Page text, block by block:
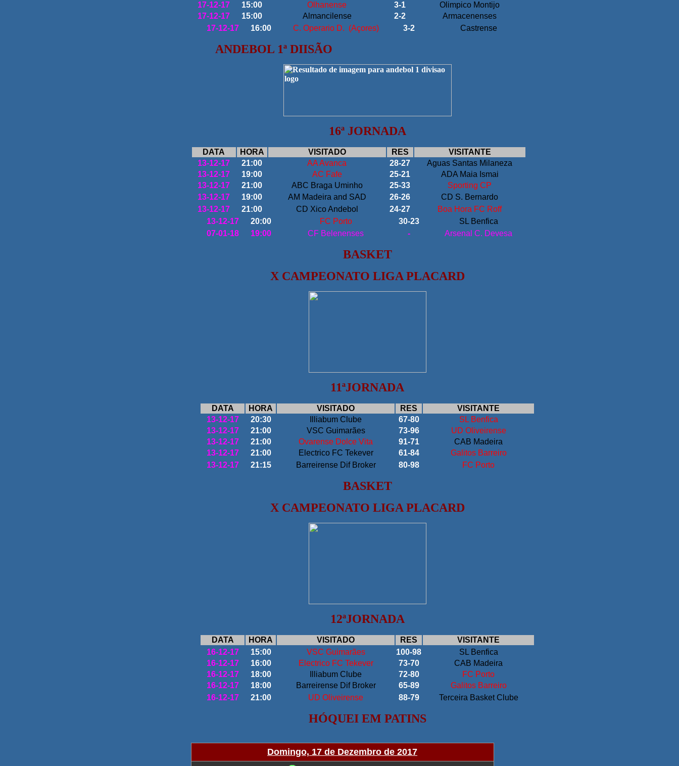
17-12-17
15:00 Olhanense 3-1
Olimpico Montijo
17-12-17
15:00 Almancilense 2-2
Armacenenses
17-12-17
16:00 C. Operario D. (Açores) 3-2 Castrense
ANDEBOL 1ª DIISÃO
16ª JORNADA
DATA HORA VISITADO RES
VISITANTE
13-12-17
21:00 AA Avanca 28-27
Aguas Santas Milaneza
13-12-17
19:00 AC Fafe 25-21
ADA Maia Ismai
13-12-17
21:00 ABC Braga Uminho 25-33
Sporting CP
13-12-17
19:00 AM Madeira and SAD 26-26
CD S. Bernardo
13-12-17
21:00 CD Xico Andebol 24-27
Boa Hora FC Roff
13-12-17
20:00 FC Porto 30-23
SL Benfica
07-01-18
19:00 CF Belenenses - Arsenal C. Devesa
BASKET
X CAMPEONATO LIGA PLACARD
11ªJORNADA
DATA HORA VISITADO RES
VISITANTE
13-12-17
20:30 Illiabum Clube 67-80
SL Benfica
13-12-17
21:00 VSC Guimarães 73-96
UD Oliveirense
13-12-17
21:00 Ovarense Dolce Vita 91-71
CAB Madeira
13-12-17
21:00 Electrico FC Tekever 61-84
Galitos Barreiro
13-12-17
21:15 Barreirense Dif Broker 80-98 FC Porto
BASKET
X CAMPEONATO LIGA PLACARD
12ªJORNADA
DATA HORA VISITADO RES
VISITANTE
16-12-17
15:00 VSC Guimarães 100-98
SL Benfica
16-12-17
16:00 Electrico FC Tekever 73-70
CAB Madeira
16-12-17
18:00 Illiabum Clube 72-80
FC Porto
16-12-17
18:00 Barreirense Dif Broker 65-89
Galitos Barreiro
16-12-17
21:00 UD Oliveirense 88-79 Terceira Basket Clube
HÓQUEI EM PATINS
Domingo, 17 de Dezembro de 2017